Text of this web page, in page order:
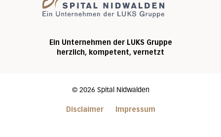
Ein Unternehmen der LUKS Gruppe
herzlich, kompetent, vernetzt
© 2026 Spital Nidwalden
Disclaimer Impressum